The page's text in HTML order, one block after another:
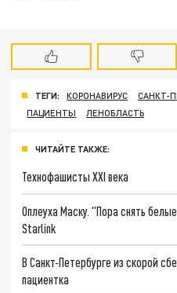
ТЕГИ: КОРОНАВИРУС САНКТ-
ПАЦИЕНТЫ
ЛЕНОБЛАСТЬ
ЧИТАЙТЕ ТАКЖЕ:
Технофашисты XXI века
Оплеуха Маску. "Пора снять
Starlink
В Санкт-Петербурге из скорой
пациентка